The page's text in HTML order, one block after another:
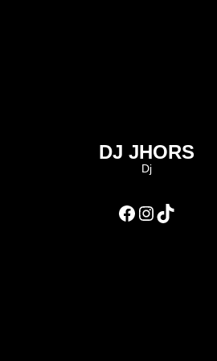
DJ JHORS
Dj
Facebook Instagram TikTok